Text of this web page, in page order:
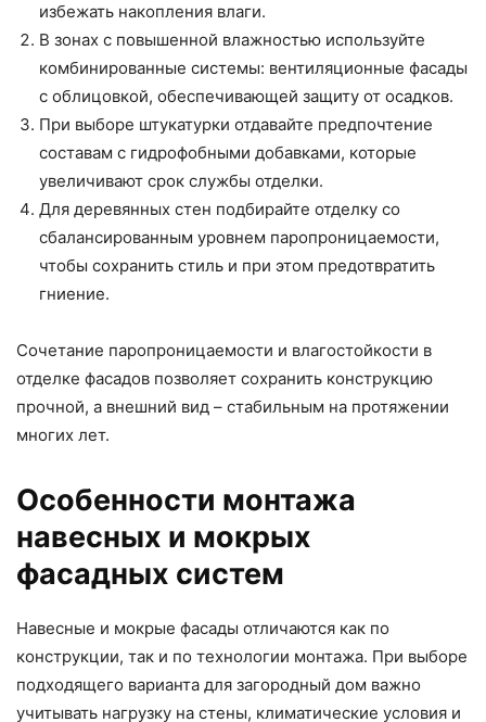
избежать накопления влаги.
В зонах с повышенной влажностью используйте
комбинированные системы: вентиляционные фасады
с облицовкой, обеспечивающей защиту от осадков.
При выборе штукатурки отдавайте предпочтение
составам с гидрофобными добавками, которые
увеличивают срок службы отделки.
Для деревянных стен подбирайте отделку со
сбалансированным уровнем паропроницаемости,
чтобы сохранить стиль и при этом предотвратить
гниение.
Сочетание паропроницаемости и влагостойкости в
отделке фасадов позволяет сохранить конструкцию
прочной, а внешний вид – стабильным на протяжении
многих лет.
Особенности монтажа
навесных и мокрых
фасадных систем
Навесные и мокрые фасады отличаются как по
конструкции, так и по технологии монтажа. При выборе
подходящего варианта для загородный дом важно
учитывать нагрузку на стены, климатические условия и